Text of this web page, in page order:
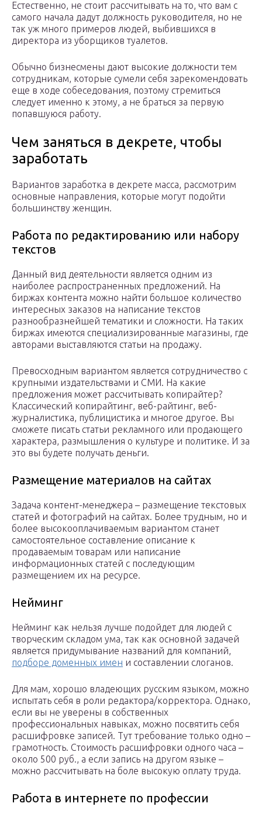
Естественно, не стоит рассчитывать на то, что вам с
самого начала дадут должность руководителя, но не
так уж много примеров людей, выбившихся в
директора из уборщиков туалетов.
Обычно бизнесмены дают высокие должности тем
сотрудникам, которые сумели себя зарекомендовать
еще в ходе собеседования, поэтому стремиться
следует именно к этому, а не браться за первую
попавшуюся работу.
Чем заняться в декрете, чтобы
заработать
Вариантов заработка в декрете масса, рассмотрим
основные направления, которые могут подойти
большинству женщин.
Работа по редактированию или набору
текстов
Данный вид деятельности является одним из
наиболее распространенных предложений. На
биржах контента можно найти большое количество
интересных заказов на написание текстов
разнообразнейшей тематики и сложности. На таких
биржах имеются специализированные магазины, где
авторами выставляются статьи на продажу.
Превосходным вариантом является сотрудничество с
крупными издательствами и СМИ. На какие
предложения может рассчитывать копирайтер?
Классический копирайтинг, веб-райтинг, веб-
журналистика, публицистика и многое другое. Вы
сможете писать статьи рекламного или продающего
характера, размышления о культуре и политике. И за
это вы будете получать деньги.
Размещение материалов на сайтах
Задача контент-менеджера – размещение текстовых
статей и фотографий на сайтах. Более трудным, но и
более высокооплачиваемым вариантом станет
самостоятельное составление описание к
продаваемым товарам или написание
информационных статей с последующим
размещением их на ресурсе.
Нейминг
Нейминг как нельзя лучше подойдет для людей с
творческим складом ума, так как основной задачей
является придумывание названий для компаний,
подборе доменных имен и составлении слоганов.
Для мам, хорошо владеющих русским языком, можно
испытать себя в роли редактора/корректора. Однако,
если вы не уверены в собственных
профессиональных навыках, можно посвятить себя
расшифровке записей. Тут требование только одно –
грамотность. Стоимость расшифровки одного часа –
около 500 руб., а если запись на другом языке –
можно рассчитывать на боле высокую оплату труда.
Работа в интернете по профессии